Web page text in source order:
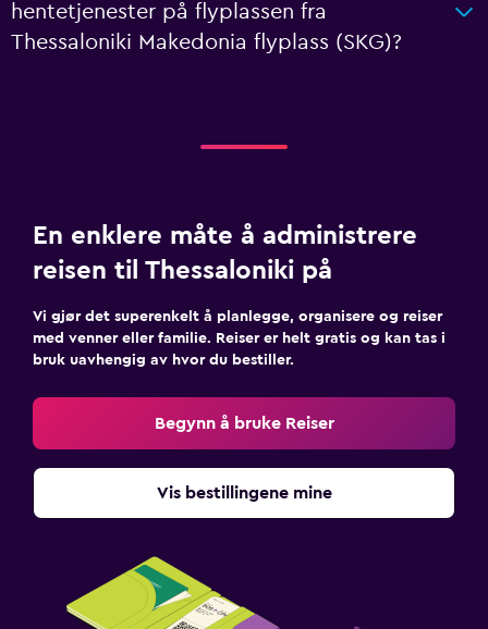
hentetjenester på flyplassen fra
Thessaloniki Makedonia flyplass (SKG)?
En enklere måte å administrere
reisen til Thessaloniki på
Vi gjør det superenkelt å planlegge, organisere og reiser
med venner eller familie. Reiser er helt gratis og kan tas i
bruk uavhengig av hvor du bestiller.
Begynn å bruke Reiser
Vis bestillingene mine